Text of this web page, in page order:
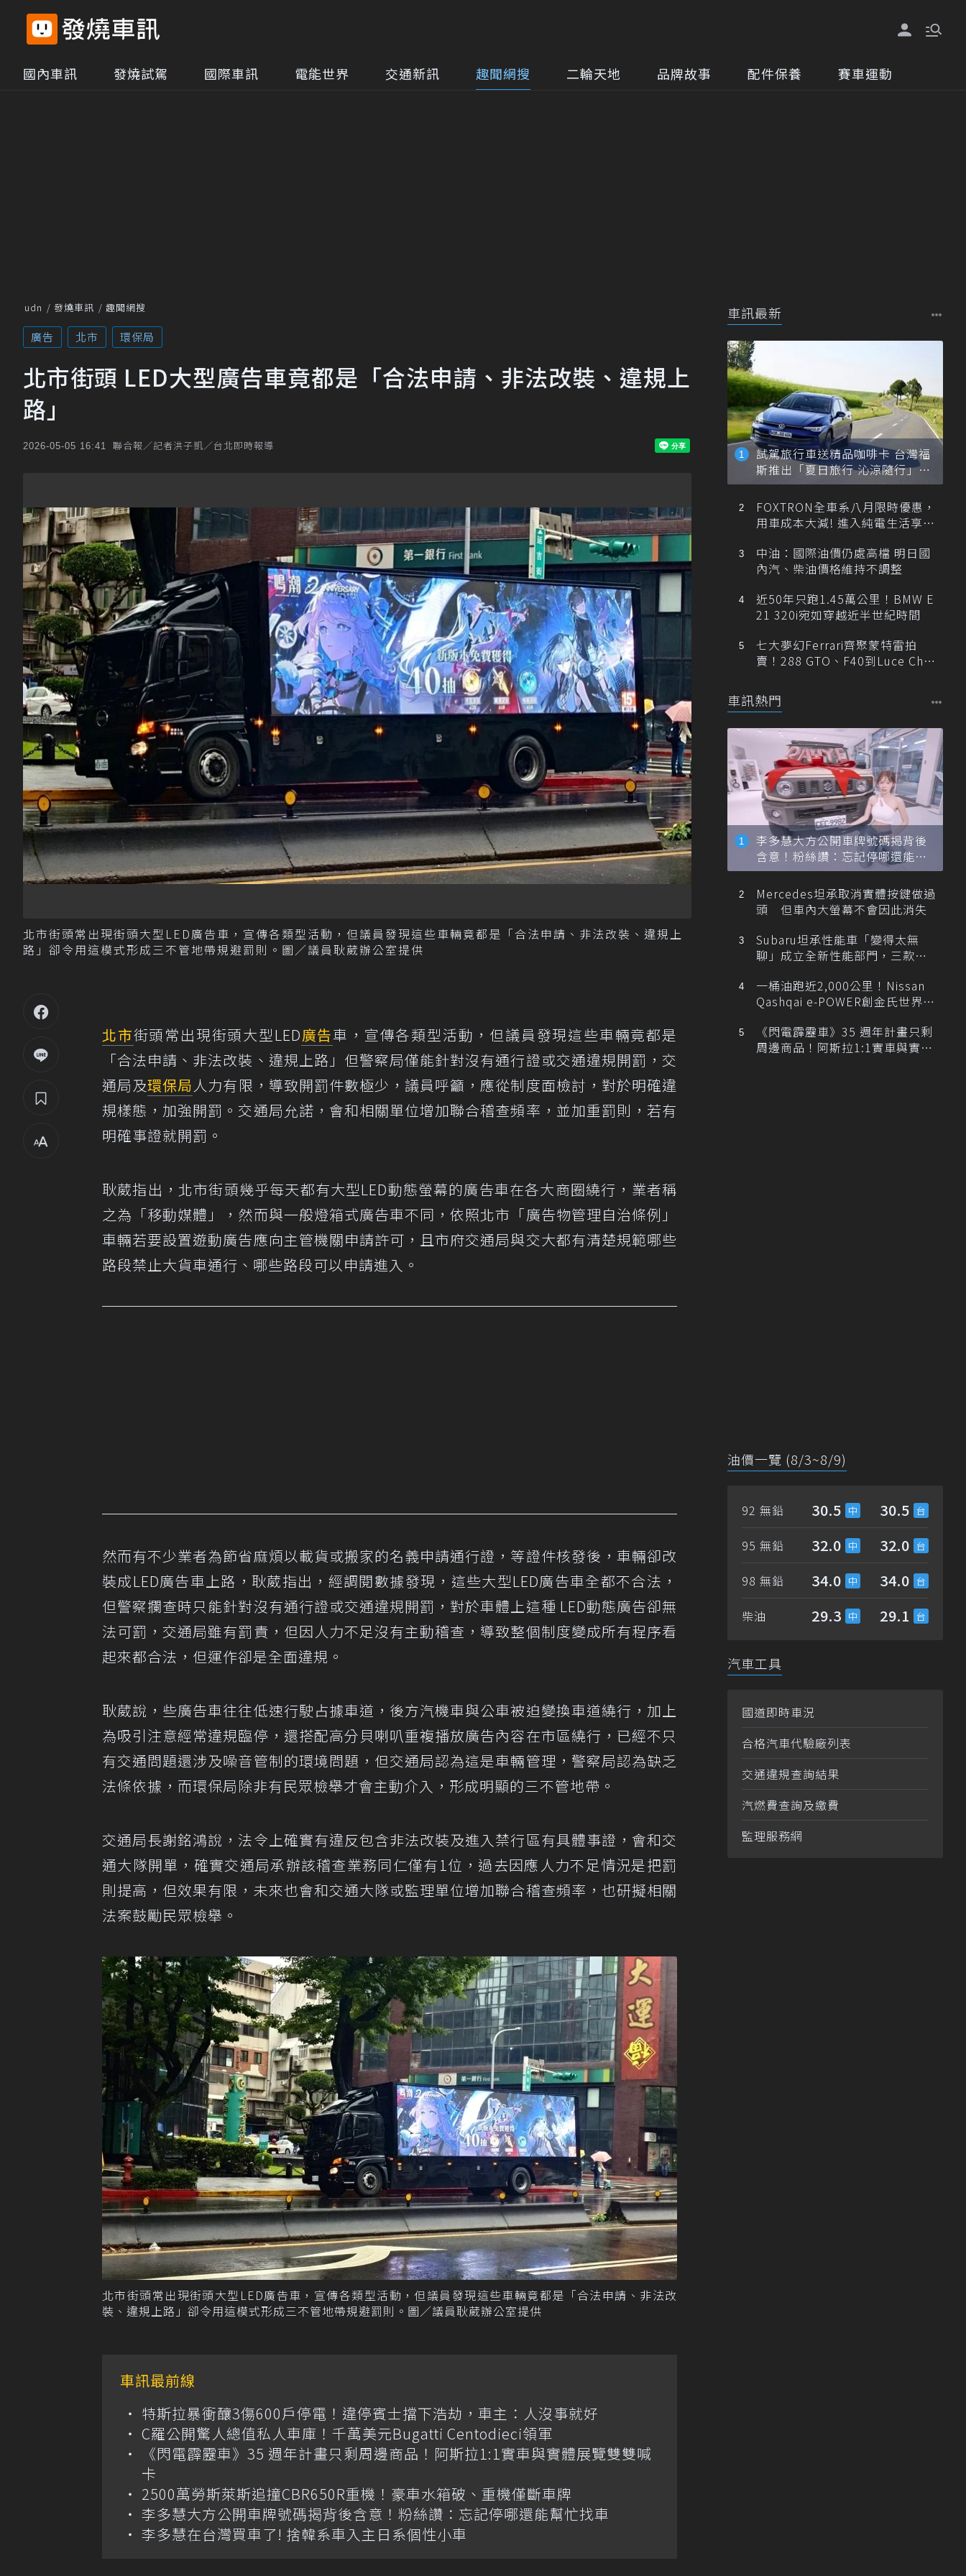
國內車訊 發燒試駕 國際車訊 電能世界 交通新訊 趣聞網搜 二輪天地 品牌故事 配件保養 賽車運動
udn 發燒車訊 趣聞網搜
廣告 北市 環保局
北市街頭 LED大型廣告車竟都是「合法申請、非法改裝、違規上
路」
2026-05-05 16:41 聯合報／記者洪子凱／台北即時報導
北市街頭常出現街頭大型LED廣告車，宣傳各類型活動，但議員發現這些車輛竟都是「合法申請、非法改裝、違規上
路」卻令用這模式形成三不管地帶規避罰則。圖／議員耿葳辦公室提供
北市街頭常出現街頭大型LED廣告車，宣傳各類型活動，但議員發現這些車輛竟都是
「合法申請、非法改裝、違規上路」但警察局僅能針對沒有通行證或交通違規開罰，交
通局及環保局人力有限，導致開罰件數極少，議員呼籲，應從制度面檢討，對於明確違
規樣態，加強開罰。交通局允諾，會和相關單位增加聯合稽查頻率，並加重罰則，若有
明確事證就開罰。
耿葳指出，北市街頭幾乎每天都有大型LED動態螢幕的廣告車在各大商圈繞行，業者稱
之為「移動媒體」，然而與一般燈箱式廣告車不同，依照北市「廣告物管理自治條例」
車輛若要設置遊動廣告應向主管機關申請許可，且市府交通局與交大都有清楚規範哪些
路段禁止大貨車通行、哪些路段可以申請進入。
然而有不少業者為節省麻煩以載貨或搬家的名義申請通行證，等證件核發後，車輛卻改
裝成LED廣告車上路，耿葳指出，經調閱數據發現，這些大型LED廣告車全都不合法，
但警察攔查時只能針對沒有通行證或交通違規開罰，對於車體上這種 LED動態廣告卻無
法可罰，交通局雖有罰責，但因人力不足沒有主動稽查，導致整個制度變成所有程序看
起來都合法，但運作卻是全面違規。
耿葳說，些廣告車往往低速行駛占據車道，後方汽機車與公車被迫變換車道繞行，加上
為吸引注意經常違規臨停，還搭配高分貝喇叭重複播放廣告內容在市區繞行，已經不只
有交通問題還涉及噪音管制的環境問題，但交通局認為這是車輛管理，警察局認為缺乏
法條依據，而環保局除非有民眾檢舉才會主動介入，形成明顯的三不管地帶。
交通局長謝銘鴻說，法令上確實有違反包含非法改裝及進入禁行區有具體事證，會和交
通大隊開單，確實交通局承辦該稽查業務同仁僅有1位，過去因應人力不足情況是把罰
則提高，但效果有限，未來也會和交通大隊或監理單位增加聯合稽查頻率，也研擬相關
法案鼓勵民眾檢舉。
北市街頭常出現街頭大型LED廣告車，宣傳各類型活動，但議員發現這些車輛竟都是「合法申請、非法改
裝、違規上路」卻令用這模式形成三不管地帶規避罰則。圖／議員耿葳辦公室提供
車訊最前線
特斯拉暴衝釀3傷600戶停電！違停賓士擋下浩劫，車主：人沒事就好
C羅公開驚人總值私人車庫！千萬美元Bugatti Centodieci領軍
《閃電霹靂車》35 週年計畫只剩周邊商品！阿斯拉1:1實車與實體展覽雙雙喊
卡
2500萬勞斯萊斯追撞CBR650R重機！豪車水箱破、重機僅斷車牌
李多慧大方公開車牌號碼揭背後含意！粉絲讚：忘記停哪還能幫忙找車
李多慧在台灣買車了! 捨韓系車入主日系個性小車
車訊最新
試駕旅行車送精品咖啡卡 台灣福
斯推出「夏日旅行 沁涼隨行」活
動
FOXTRON全車系八月限時優惠，
用車成本大減! 進入純電生活享
中油：國際油價仍處高檔 明日國
內汽、柴油價格維持不調整
近50年只跑1.45萬公里！BMW E
21 320i宛如穿越近半世紀時間
七大夢幻Ferrari齊聚蒙特雷拍
賣！288 GTO、F40到Luce Cha
車訊熱門
李多慧大方公開車牌號碼揭背後
含意！粉絲讚：忘記停哪還能幫
忙找車
Mercedes坦承取消實體按鍵做過
頭 但車內大螢幕不會因此消失
Subaru坦承性能車「變得太無
聊」成立全新性能部門，三款手
一桶油跑近2,000公里！Nissan
Qashqai e-POWER創金氏世界紀
《閃電霹靂車》35 週年計畫只剩
周邊商品！阿斯拉1:1實車與實體
油價一覽 (8/3~8/9)
92 無鉛 30.5 30.5
95 無鉛 32.0 32.0
98 無鉛 34.0 34.0
柴油 29.3 29.1
汽車工具
國道即時車況
合格汽車代驗廠列表
交通違規查詢結果
汽燃費查詢及繳費
監理服務網